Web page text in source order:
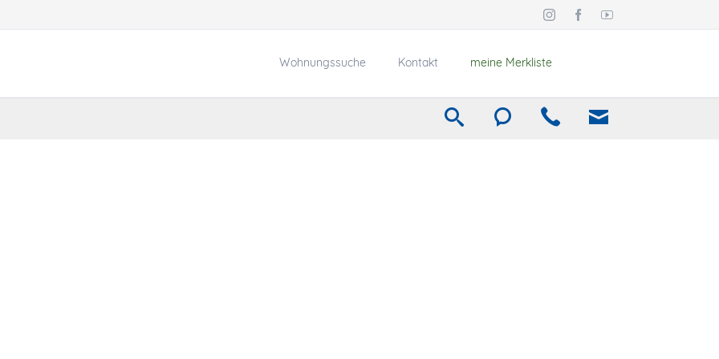
Wohnungssuche Kontakt meine Merkliste